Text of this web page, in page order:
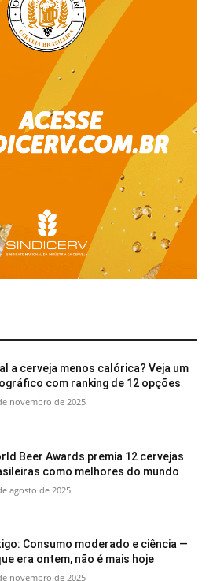
a cerveja menos calórica? Veja um
com ranking de 12 opções
novembro de 2025
Beer Awards premia 12 cervejas
como melhores do mundo
agosto de 2025
Consumo moderado e ciência —
era ontem, não é mais hoje
novembro de 2025